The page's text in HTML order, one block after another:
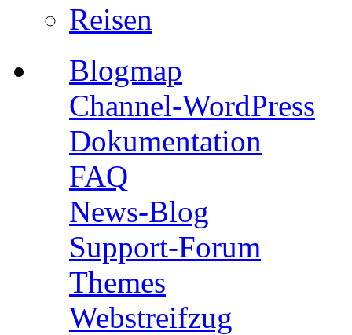
Reisen
Blogmap
Channel-WordPress
Dokumentation
FAQ
News-Blog
Support-Forum
Themes
Webstreifzug